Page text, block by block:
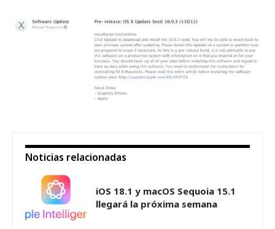
Noticias relacionadas
iOS 18.1 y macOS Sequoia 15.1
llegará la próxima semana